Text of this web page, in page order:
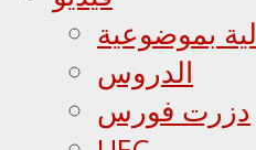
بموضوعية
الدروس
دزرت فورس